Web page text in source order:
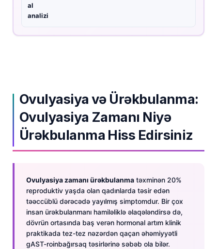
al
analizi
Ovulyasiya və Ürəkbulanma:
Ovulyasiya Zamanı Niyə
Ürəkbulanma Hiss Edirsiniz
Ovulyasiya zamanı ürəkbulanma təxminən 20%
reproduktiv yaşda olan qadınlarda təsir edən
təəccüblü dərəcədə yayılmış simptomdur. Bir çox
insan ürəkbulanmanı hamiləliklə əlaqələndirsə də,
dövrün ortasında baş verən hormonal artım klinik
praktikada tez-tez nəzərdən qaçan əhəmiyyətli
gAST-roinbağırsaq təsirlərinə səbəb ola bilər.